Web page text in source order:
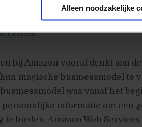
Alleen noodzakelijke
bij Amazon vooral denkt aan
magische businessmodel te
was vanaf het
persoonlijke informatie om een
bieden. Amazon Web